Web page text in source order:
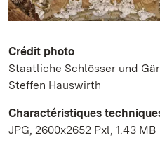
Crédit photo
Staatliche Schlösser und
Steffen Hauswirth
Charactéristiques
JPG, 2600x2652 Pxl, 1.43 MB